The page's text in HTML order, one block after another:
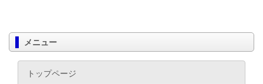
メニュー
トップページ